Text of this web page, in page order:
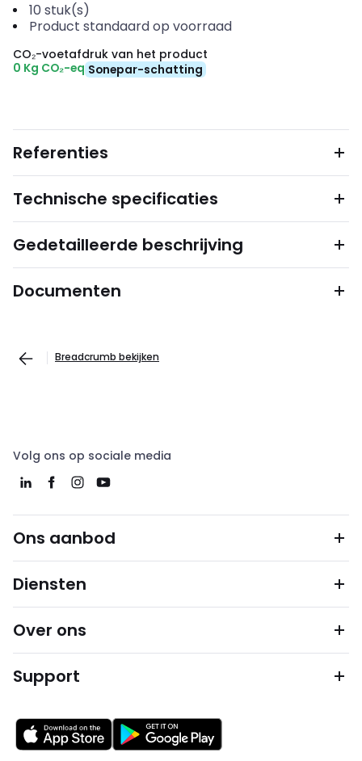
10 stuk(s)
Product standaard op voorraad
CO₂-voetafdruk van het product
0 Kg CO₂-eq Sonepar-schatting
Referenties
Technische specificaties
Gedetailleerde beschrijving
Documenten
Breadcrumb bekijken
Volg ons op sociale media
Ons aanbod
Diensten
Over ons
Support